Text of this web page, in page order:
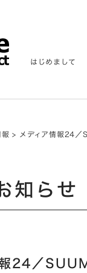
はじめまして
報 > メディア情報24
知らせ
報24／